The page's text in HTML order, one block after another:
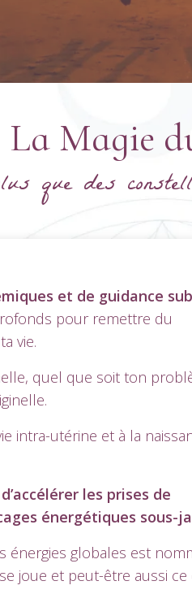
La Magie
que des
et de guidance
pour remettre du
vie.
quel que soit ton
intra-utérine et à la
les prises de
énergétiques sous-
énergies globales est
joue et peut-être aussi ce